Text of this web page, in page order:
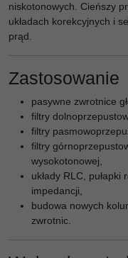
niskotonowych. Cieńszy
układach korekcyjnych i
prąd.
Zastosowanie
pasywne zwrotnice
filtry
filtry
filtry
wysokotonowej,
układy RLC,
impedancji,
budowa nowych
zwrotnic.